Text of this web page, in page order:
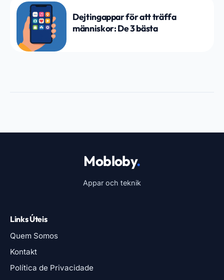
Dejtingappar för att träffa
människor: De 3 bästa
Mobloby.
Appar och teknik
Links Úteis
Quem Somos
Kontakt
Política de Privacidade